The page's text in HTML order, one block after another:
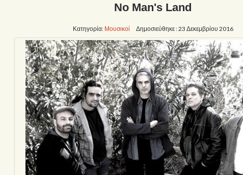
No Man's Land
Κατηγορία: Μουσικοί Δημοσιεύθηκε : 23 Δεκεμβρίου 2016